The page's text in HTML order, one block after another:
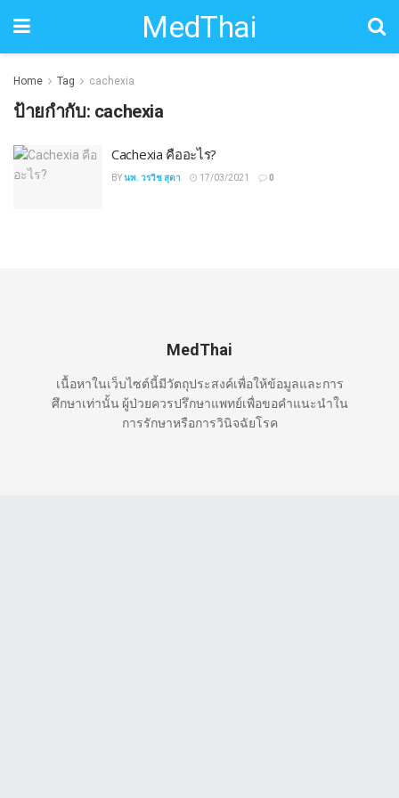
MedThai
Home Tag cachexia
ป้ายกำกับ: cachexia
Cachexia คืออะไร?
BYนพ. วรวิช สุตา 17/03/2021 0
MedThai
เนื้อหาในเว็บไซต์นี้มีวัตถุประสงค์เพื่อให้ข้อมูลและการ
ศึกษาเท่านั้น ผู้ป่วยควรปรึกษาแพทย์เพื่อขอคำแนะนำใน
การรักษาหรือการวินิจฉัยโรค